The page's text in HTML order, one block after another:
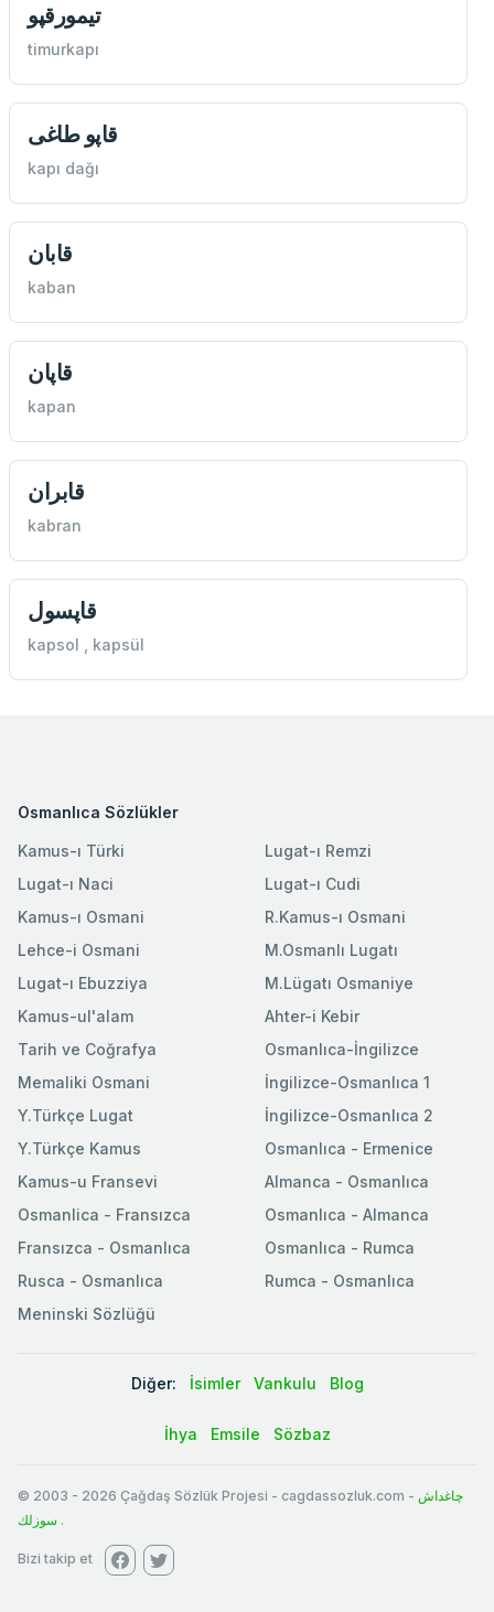
تيمورقپو
timurkapı
قاپو طاغی
kapı dağı
قابان
kaban
قاپان
kapan
قابران
kabran
قاپسول
kapsol , kapsül
Osmanlıca Sözlükler
Kamus-ı Türki
Lugat-ı Naci
Kamus-ı Osmani
Lehce-i Osmani
Lugat-ı Ebuzziya
Lugat-ı Remzi
Lugat-ı Cudi
R.Kamus-ı Osmani
M.Osmanlı Lugatı
M.Lügatı Osmaniye
Kamus-ul'alam
Tarih ve Coğrafya
Memaliki Osmani
Y.Türkçe Lugat
Y.Türkçe Kamus
Ahter-i Kebir
Osmanlıca-İngilizce
İngilizce-Osmanlıca 1
İngilizce-Osmanlıca 2
Osmanlıca - Ermenice
Kamus-u Fransevi
Osmanlica - Fransızca
Fransızca - Osmanlıca
Rusca - Osmanlıca
Meninski Sözlüğü
Almanca - Osmanlıca
Osmanlıca - Almanca
Osmanlıca - Rumca
Rumca - Osmanlıca
Diğer: İsimler Vankulu Blog
İhya Emsile Sözbaz
© 2003 - 2026 Çağdaş Sözlük Projesi - cagdassozluk.com - چاغداش
سوزلك .
Bizi takip et